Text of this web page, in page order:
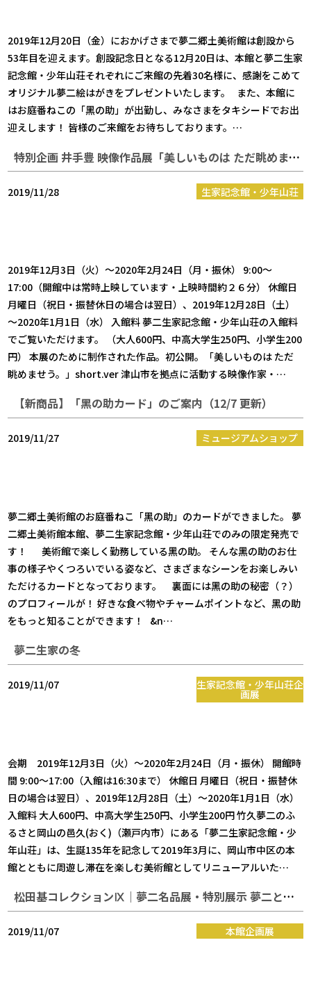
2019年12月20日（金）におかげさまで夢二郷土美術館は創設から
53年目を迎えます。創設記念日となる12月20日は、本館と夢二生家
記念館・少年山荘それぞれにご来館の先着30名様に、感謝をこめて
オリジナル夢二絵はがきをプレゼントいたします。 また、本館に
はお庭番ねこの「黑の助」が出勤し、みなさまをタキシードでお出
迎えします！ 皆様のご来館をお待ちしております。…
特別企画 井手豊 映像作品展「美しいものは ただ眺めませう。」
2019/11/28 生家記念館・少年山荘
2019年12月3日（火）～2020年2月24日（月・振休） 9:00～
17:00（開館中は常時上映しています・上映時間約２６分） 休館日
月曜日（祝日・振替休日の場合は翌日）、2019年12月28日（土）
～2020年1月1日（水） 入館料 夢二生家記念館・少年山荘の入館料
でご覧いただけます。 （大人600円、中高大学生250円、小学生200
円） 本展のために制作された作品。初公開。「美しいものは ただ
眺めませう。」short.ver 津山市を拠点に活動する映像作家・…
【新商品】「黑の助カード」のご案内（12/7 更新）
2019/11/27 ミュージアムショップ
夢二郷土美術館のお庭番ねこ「黑の助」のカードができました。 夢
二郷土美術館本館、夢二生家記念館・少年山荘でのみの限定発売で
す！ 美術館で楽しく勤務している黑の助。 そんな黑の助のお仕
事の様子やくつろいでいる姿など、さまざまなシーンをお楽しみい
ただけるカードとなっております。 裏面には黑の助の秘密（？）
のプロフィールが！ 好きな食べ物やチャームポイントなど、黑の助
をもっと知ることができます！ &n…
夢二生家の冬
2019/11/07 生家記念館・少年山荘企
画展
会期 2019年12月3日（火）～2020年2月24日（月・振休） 開館時
間 9:00～17:00（入館は16:30まで） 休館日 月曜日（祝日・振替休
日の場合は翌日）、2019年12月28日（土）～2020年1月1日（水）
入館料 大人600円、中高大学生250円、小学生200円 竹久夢二のふ
るさと岡山の邑久(おく)（瀬戸内市）にある「夢二生家記念館・少
年山荘」は、生誕135年を記念して2019年3月に、岡山市中区の本
館とともに周遊し滞在を楽しむ美術館としてリニューアルいた…
松田基コレクションⅨ｜夢二名品展・特別展示 夢二と同じ時代を生きた画家｜
2019/11/07 本館企画展